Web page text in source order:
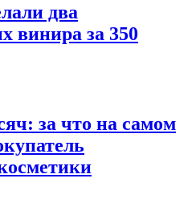
два
винира за 350
за что на самом